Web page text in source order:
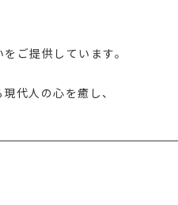
ご提供しています。
代人の心を癒し、